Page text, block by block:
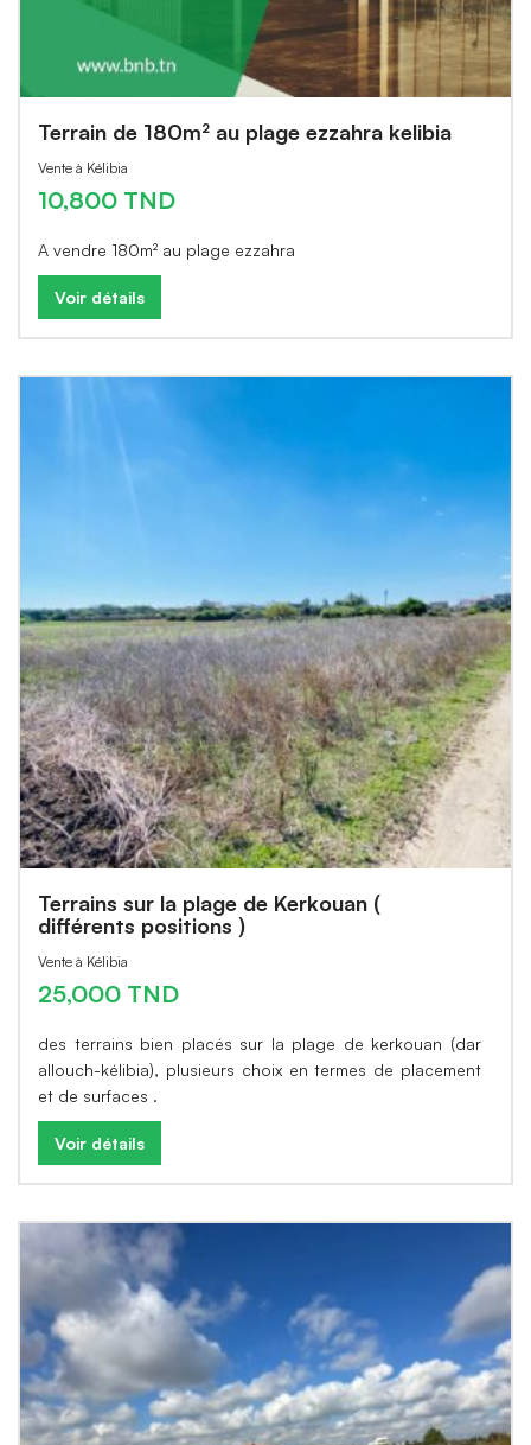
Terrain de 180m² au plage ezzahra kelibia
Vente à Kélibia
10,800 TND
A vendre 180m² au plage ezzahra
Voir détails
Terrains sur la plage de Kerkouan (
différents positions )
Vente à Kélibia
25,000 TND
des terrains bien placés sur la plage de kerkouan (dar
allouch-kélibia), plusieurs choix en termes de placement
et de surfaces .
Voir détails